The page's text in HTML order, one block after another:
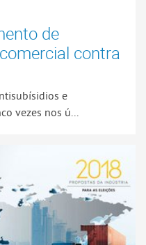
de
contra
e
vezes nos ú...